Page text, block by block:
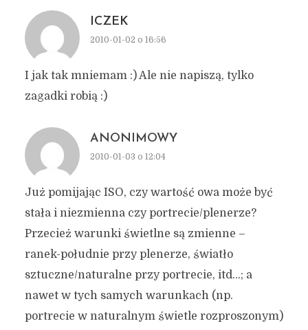
ICZEK
2010-01-02 o 16:56
I jak tak mniemam :) Ale nie napiszą, tylko
zagadki robią :)
ANONIMOWY
2010-01-03 o 12:04
Już pomijając ISO, czy wartość owa może być
stała i niezmienna czy portrecie/plenerze?
Przecież warunki świetlne są zmienne –
ranek-południe przy plenerze, światło
sztuczne/naturalne przy portrecie, itd…; a
nawet w tych samych warunkach (np.
portrecie w naturalnym świetle rozproszonym)